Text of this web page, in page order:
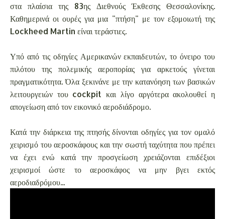
στα πλαίσια της 83ης Διεθνούς Έκθεσης Θεσσαλονίκης.
Καθημερινά οι ουρές για μια "πτήση" με τον εξομοιωτή της
Lockheed Martin είναι τεράστιες.
Υπό από τις οδηγίες Αμερικανών εκπαιδευτών, το όνειρο του
πιλότου της πολεμικής αεροπορίας για αρκετούς γίνεται
πραγματικότητα. Όλα ξεκινάνε με την κατανόηση των βασικών
λειτουργειών του cockpit και λίγο αργότερα ακολουθεί η
απογείωση από τον εικονικό αεροδιάδρομο.
Κατά την διάρκεια της πτησής δίνονται οδηγίες για τον ομαλό
χειρισμό του αεροσκάφους και την σωστή ταχύτητα που πρέπει
να έχει ενώ κατά την προσγείωση χρειάζονται επιδέξιοι
χειρισμοί ώστε το αεροσκάφος να μην βγει εκτός
αεροδιαδρόμου...